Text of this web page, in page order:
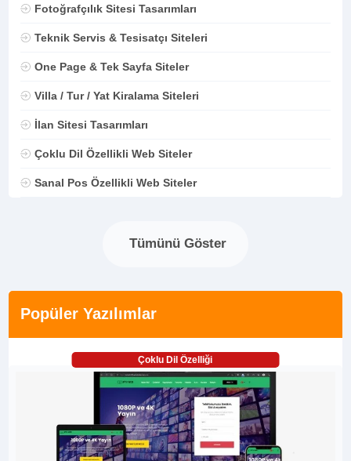
Fotoğrafçılık Sitesi Tasarımları
Teknik Servis & Tesisatçı Siteleri
One Page & Tek Sayfa Siteler
Villa / Tur / Yat Kiralama Siteleri
İlan Sitesi Tasarımları
Çoklu Dil Özellikli Web Siteler
Sanal Pos Özellikli Web Siteler
Tümünü Göster
Popüler Yazılımlar
Çoklu Dil Özelliği